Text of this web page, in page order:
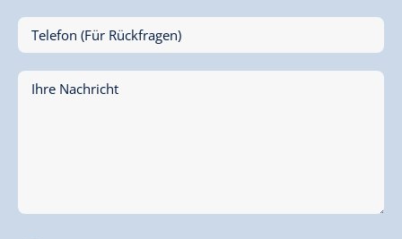
Telefon (Für Rückfragen)
Ihre Nachricht